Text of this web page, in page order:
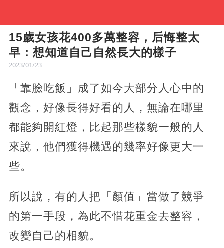
15歲女孩花400多萬整容，后悔整太
早：想知道自己自然長大的樣子
2023/01/23
「靠臉吃飯」成了如今大部分人心中的
觀念，好像長得好看的人，無論在哪里
都能夠開紅燈，比起那些樣貌一般的人
來說，他們獲得機遇的幾率好像更大一
些。
所以說，有的人把「顏值」當做了競爭
的第一手段，為此不惜花重金去整容，
改變自己的相貌。